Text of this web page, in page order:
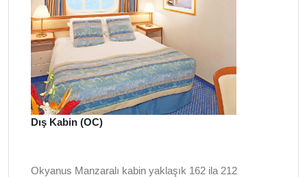
Dış Kabin (OC)
Okyanus Manzaralı kabin yaklaşık 162 ila 212